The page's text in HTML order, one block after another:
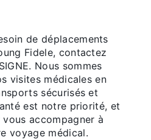
de déplacements
Fidele, contactez
Nous sommes
visites médicales en
sécurisés et
est notre priorité, et
accompagner à
voyage médical.